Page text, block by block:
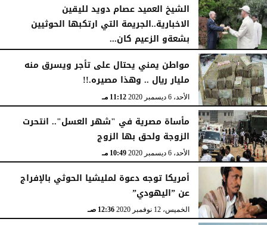
الشيخ العميد عصام دويد لليقين
الاخبارية..الجريمة التي ارتكبها الحوثيين
بشعةو الزعيم كان...
الإثنين، 21 ديسمبر 2020
مواطن يمني يحتال على تأجر ويسرق منه
مليار ريال .. وهذا مصيره.!!
الأحد، 6 ديسمبر 2020 11:12 مـ
مأساة مصرية في "شهر العسل".. انتحرت
الزوجة ولحق بها الزوج
الأحد، 6 ديسمبر 2020 10:49 مـ
أمريكا توجه دعوة لمليشيا الحوثي بالإفراج
عن ”اليهودي”
الخميس، 12 نوفمبر 2020 12:36 صـ